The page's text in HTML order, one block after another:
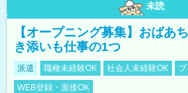
未読
【オープニング募集】おばあ
き添いも仕事の1つ
派遣 職種未経験OK 社会人未経験OK
WEB登録・面接OK